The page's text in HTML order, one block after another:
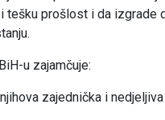
tešku prošlost i da izgrade
u zajamčuje:
zajednička i